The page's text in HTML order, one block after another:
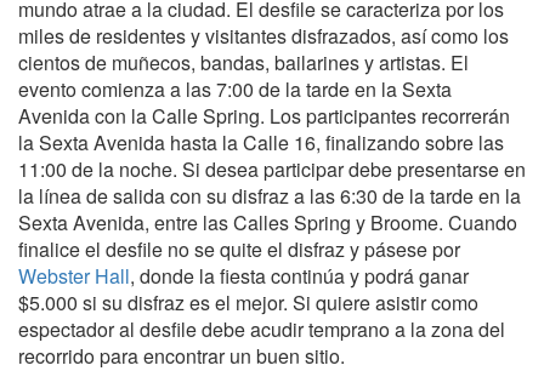
mundo atrae a la ciudad. El desfile se caracteriza por los
miles de residentes y visitantes disfrazados, así como los
cientos de muñecos, bandas, bailarines y artistas. El
evento comienza a las 7:00 de la tarde en la Sexta
Avenida con la Calle Spring. Los participantes recorrerán
la Sexta Avenida hasta la Calle 16, finalizando sobre las
11:00 de la noche. Si desea participar debe presentarse en
la línea de salida con su disfraz a las 6:30 de la tarde en la
Sexta Avenida, entre las Calles Spring y Broome. Cuando
finalice el desfile no se quite el disfraz y pásese por
Webster Hall, donde la fiesta continúa y podrá ganar
$5.000 si su disfraz es el mejor. Si quiere asistir como
espectador al desfile debe acudir temprano a la zona del
recorrido para encontrar un buen sitio.